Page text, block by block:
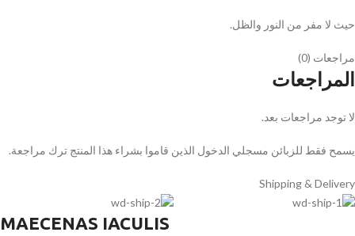
حيث لا مفر من النور والظل.
مراجعات (0)
المراجعات
لا توجد مراجعات بعد.
يسمح فقط للزبائن مسجلي الدخول الذين قاموا بشراء هذا المنتج ترك مراجعة.
Shipping & Delivery
MAECENAS IACULIS